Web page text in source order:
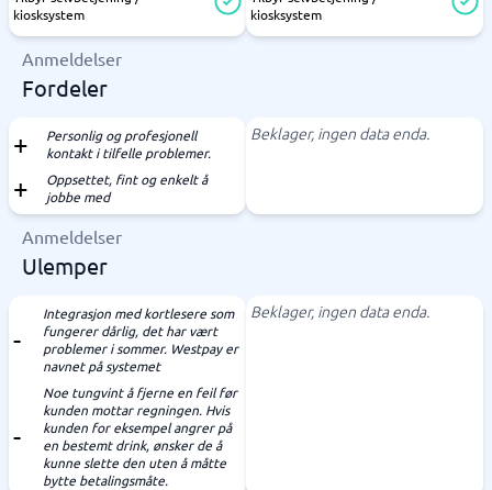
kiosksystem
kiosksystem
Anmeldelser
Fordeler
Personlig og profesjonell
kontakt i tilfelle problemer.
Oppsettet, fint og enkelt å
jobbe med
Beklager, ingen data enda.
Anmeldelser
Ulemper
Integrasjon med kortlesere som
fungerer dårlig, det har vært
problemer i sommer. Westpay er
navnet på systemet
Noe tungvint å fjerne en feil før
kunden mottar regningen. Hvis
kunden for eksempel angrer på
en bestemt drink, ønsker de å
kunne slette den uten å måtte
bytte betalingsmåte.
Beklager, ingen data enda.